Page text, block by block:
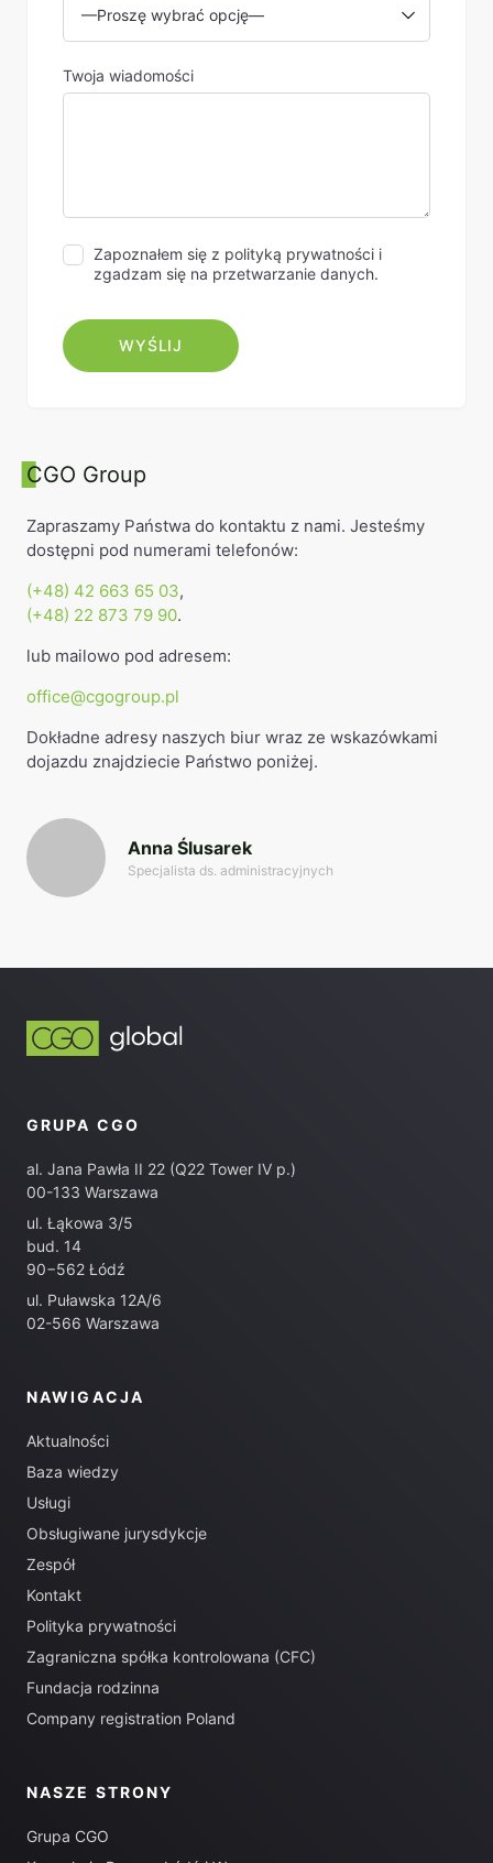
Twoja wiadomości
Zapoznałem się z polityką prywatności i
zgadzam się na przetwarzanie danych.
CGO Group
Zapraszamy Państwa do kontaktu z nami. Jesteśmy
dostępni pod numerami telefonów:
(+48) 42 663 65 03,
(+48) 22 873 79 90.
lub mailowo pod adresem:
office@cgogroup.pl
Dokładne adresy naszych biur wraz ze wskazówkami
dojazdu znajdziecie Państwo poniżej.
Anna Ślusarek
Specjalista ds. administracyjnych
GRUPA CGO
al. Jana Pawła II 22 (Q22 Tower IV p.)
00-133 Warszawa
ul. Łąkowa 3/5
bud. 14
90−562 Łódź
ul. Puławska 12A/6
02-566 Warszawa
NAWIGACJA
Aktualności
Baza wiedzy
Usługi
Obsługiwane jurysdykcje
Zespół
Kontakt
Polityka prywatności
Zagraniczna spółka kontrolowana (CFC)
Fundacja rodzinna
Company registration Poland
NASZE STRONY
Grupa CGO